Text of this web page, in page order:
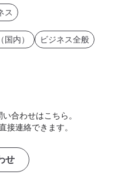
ス
国内） ビジネス全般
合わせはこちら。
接連絡できます。
せ